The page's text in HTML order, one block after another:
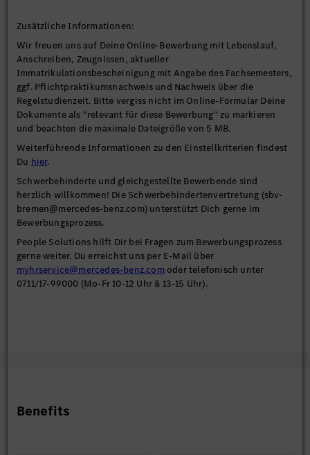
Zusätzliche Informationen:
Wir freuen uns auf Deine Online-Bewerbung mit Lebenslauf,
Anschreiben, Zeugnissen, aktueller
Immatrikulationsbescheinigung mit Angabe des Fachsemesters,
ggf. Pflichtpraktikumsnachweis und Nachweis über die
Regelstudienzeit. Bitte vergiss nicht im Online-Formular Deine
Dokumente als "relevant für diese Bewerbung" zu markieren
und beachten die maximale Dateigröße von 5 MB.
Weiterführende Informationen zu den Einstellkriterien findest
Du hier.
Schwerbehinderte und gleichgestellte Bewerbende sind
herzlich willkommen! Die Schwerbehindertenvertretung (sbv-
bremen@mercedes-benz.com) unterstützt Dich gerne im
Bewerbungsprozess.
People Solutions hilft Dir bei Fragen zum Bewerbungsprozess
gerne weiter. Du erreichst uns per E-Mail über
myhrservice@mercedes-benz.com oder telefonisch unter
0711/17-99000 (Mo-Fr 10-12 Uhr & 13-15 Uhr).
Benefits